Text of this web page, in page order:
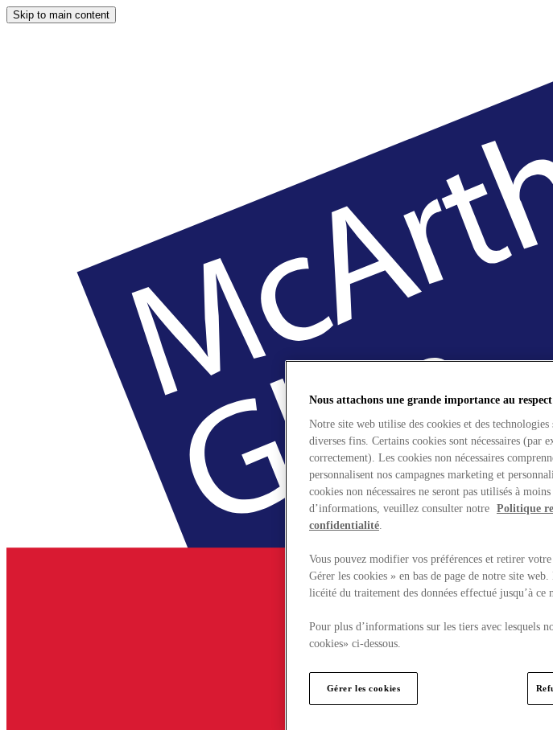
Skip to main content
Nous attachons une grande importance au
Notre site web utilise des cookies et des
diverses fins. Certains cookies sont nécessaires (par
correctement). Les cookies non nécessaires
personnalisent nos campagnes marketing et
cookies non nécessaires ne seront pas utilisés à
d’informations, veuillez consulter notre Politique
confidentialité.
Vous pouvez modifier vos préférences et retirer
Gérer les cookies » en bas de page de notre site
licéité du traitement des données effectué jusqu’à ce
Pour plus d’informations sur les tiers avec lesquels
cookies» ci-dessous.
Gérer les cookies